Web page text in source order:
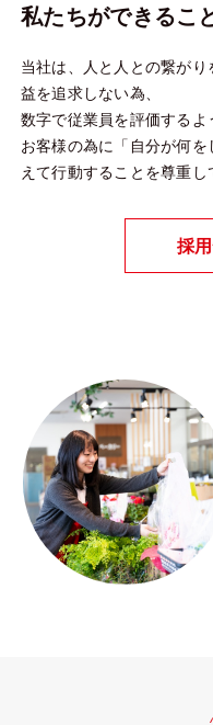
私たちができるこ
当社は、人と人との繋が
益を追求しない為、
数字で従業員を評価するよ
お客様の為に「自分が何
えて行動することを尊重し
採